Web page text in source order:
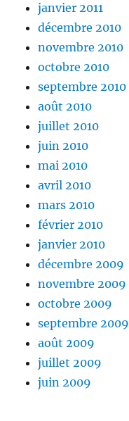
janvier 2011
décembre 2010
novembre 2010
octobre 2010
septembre 2010
août 2010
juillet 2010
juin 2010
mai 2010
avril 2010
mars 2010
février 2010
janvier 2010
décembre 2009
novembre 2009
octobre 2009
septembre 2009
août 2009
juillet 2009
juin 2009